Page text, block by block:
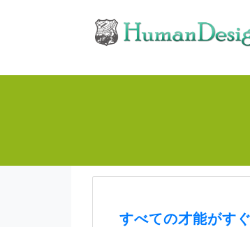
すべての才能がす